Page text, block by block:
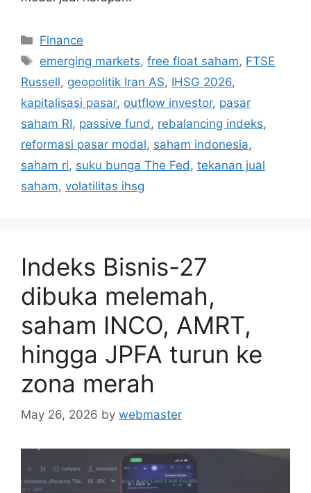
Categories
Finance
Tags
emerging markets,free float saham, FTSE
Russell, geopolitik Iran AS, IHSG 2026,
kapitalisasi pasar, outflow investor, pasar
saham RI, passive fund, rebalancing indeks,
reformasi pasar modal, saham indonesia,
saham ri, suku bunga The Fed, tekanan jual
saham, volatilitas ihsg
Indeks Bisnis-27
dibuka melemah,
saham INCO, AMRT,
hingga JPFA turun ke
zona merah
May 26, 2026 by webmaster